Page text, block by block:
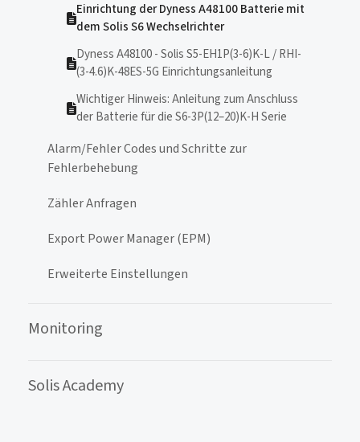
Einrichtung der Dyness A48100 Batterie mit
dem Solis S6 Wechselrichter
Dyness A48100 - Solis S5-EH1P(3-6)K-L / RHI-
(3-4.6)K-48ES-5G Einrichtungsanleitung
Wichtiger Hinweis: Anleitung zum Anschluss
der Batterie für die S6-3P(12–20)K-H Serie
Alarm/Fehler Codes und Schritte zur
Fehlerbehebung
Zähler Anfragen
Export Power Manager (EPM)
Erweiterte Einstellungen
Monitoring
Solis Academy